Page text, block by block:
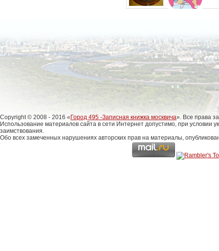
Copyright © 2008 - 2016 « Город 495 -Записная книжка москвича». Все права
Использование материалов сайта в сети Интернет допустимо, при условии
заимствования.
Обо всех замеченных нарушениях авторских прав на материалы,